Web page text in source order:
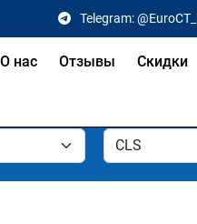
Telegram:
О нас Отзывы Скидки